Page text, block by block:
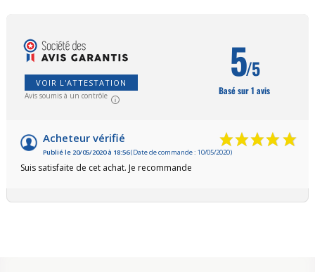
VOIR L'ATTESTATION
Avis soumis à un contrôle
5/5
Basé sur 1 avis
Acheteur vérifié
Publié le 20/05/2020 à 18:56(Date de commande : 10/05/2020)
Suis satisfaite de cet achat. Je recommande